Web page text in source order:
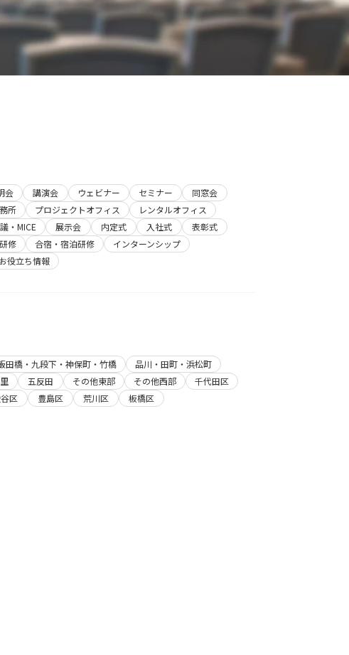
会 講演会 ウェビナー セミナー
同窓会
所 プロジェクトオフィス
レンタルオフィス
・MICE 展示会 内定式 入社式
表彰式
修 合宿・宿泊研修
インターンシップ
役立ち情報
田橋・九段下・神保町・竹橋
品川・田町・浜松町
五反田 その他東部 その他西部
千代田区
区 豊島区 荒川区
板橋区